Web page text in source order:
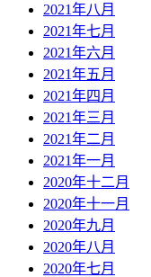
2021年八月
2021年七月
2021年六月
2021年五月
2021年四月
2021年三月
2021年二月
2021年一月
2020年十二月
2020年十一月
2020年九月
2020年八月
2020年七月